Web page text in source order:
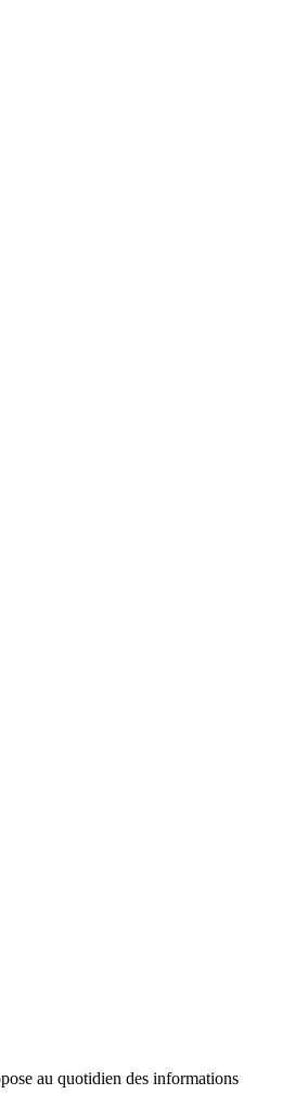
au quotidien des informations